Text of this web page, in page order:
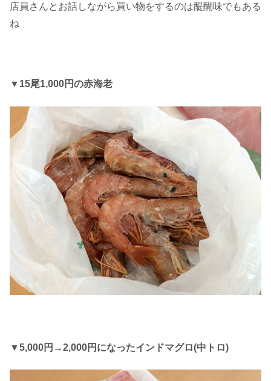
店員さんとお話しながら買い物をするのは醍醐味でもある
ね
▼15尾1,000円の赤海老
▼5,000円→2,000円になったインドマグロ(中トロ)